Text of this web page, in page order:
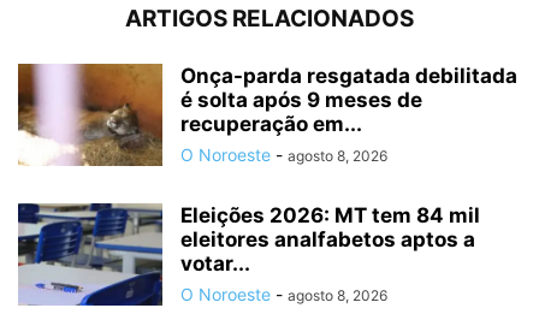
ARTIGOS RELACIONADOS
Onça-parda resgatada debilitada
é solta após 9 meses de
recuperação em...
O Noroeste - agosto 8, 2026
Eleições 2026: MT tem 84 mil
eleitores analfabetos aptos a
votar...
O Noroeste - agosto 8, 2026